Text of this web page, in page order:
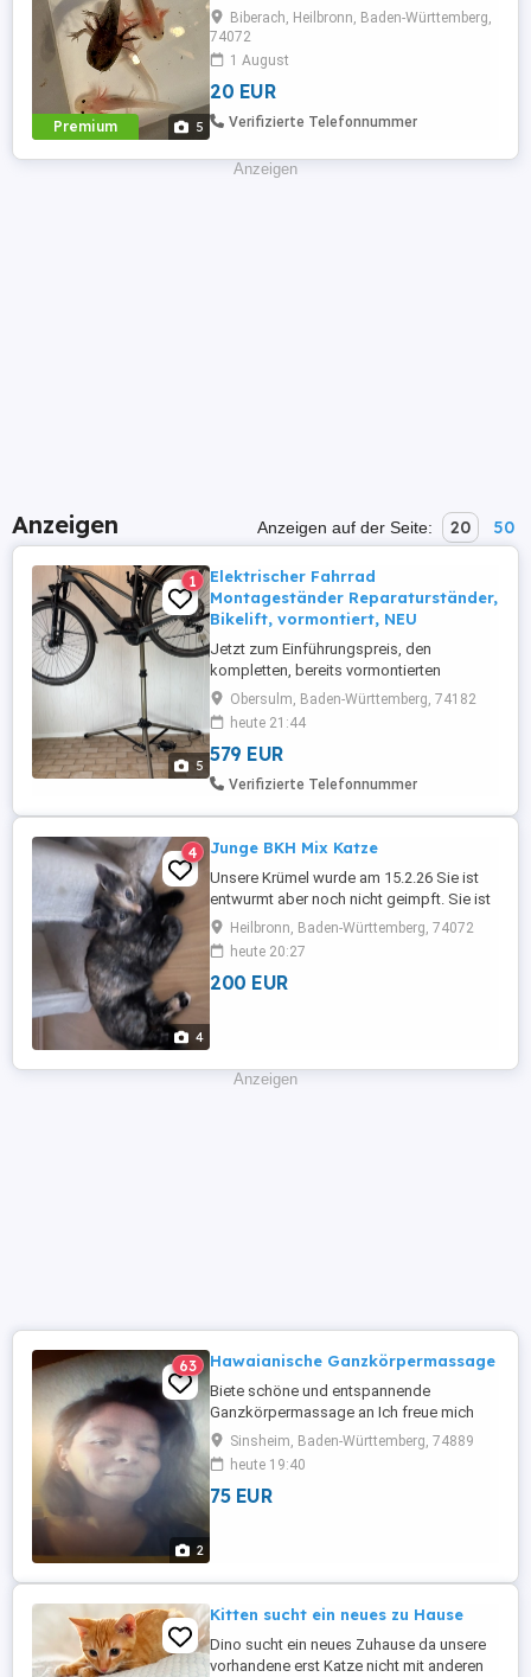
Premium 5
entwickeln sich prächtig. Die Tiere
wachsen bei uns artgerecht und mit viel
Liebe auf. Sie werden regelmäßig
gefüttert und sorgfältig beobachtet. Infos:
* Schlupfdatum: * Axolotl-Babys in
verschiedenen Farben Varianten * ...
Biberach, Heilbronn, Baden-Württemberg,
74072
1 August
20 EUR
Verifizierte Telefonnummer
Anzeigen
Anzeigen Anzeigen auf der Seite: 20 50
5
1
Elektrischer Fahrrad
Montageständer Reparaturständer,
Bikelift, vormontiert, NEU
Jetzt zum Einführungspreis, den
kompletten, bereits vormontierten
elektrischen Bikelift. Der Bikelift ist
rückenschonend, komfortabel,
professionell. Wer regelmäßig an
Fahrrädern arbeitet, weiß: das Heben und
Halten der Bikes in optimaler Arbeitshöhe
für alle Arten ...
Obersulm, Baden-Württemberg, 74182
heute 21:44
579 EUR
Verifizierte Telefonnummer
4
4 Junge BKH Mix Katze
Unsere Krümel wurde am 15.2.26 Sie ist
entwurmt aber noch nicht geimpft. Sie ist
sehr verspielt und spielt gerne mit Bällen.
Bei weiteren Fragen, gerne melden.
Heilbronn, Baden-Württemberg, 74072
heute 20:27
200 EUR
Anzeigen
2
63 Hawaianische Ganzkörpermassage
Biete schöne und entspannende
Ganzkörpermassage an Ich freue mich
auf Ihren Besuch in gemütlicher und
freundlicher Atmosphäre Privates Studio
bitte nur per telefon oder sms
kontaktieren
Sinsheim, Baden-Württemberg, 74889
heute 19:40
75 EUR
Kitten sucht ein neues zu Hause
Dino sucht ein neues Zuhause da unsere
vorhandene erst Katze nicht mit anderen